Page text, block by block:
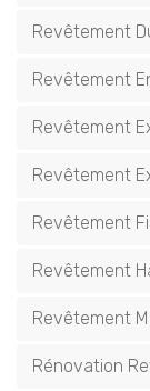
Revêtement
Revêtement
Revêtement
Revêtement
Revêtement
Revêtement
Revêtement
Rénovation